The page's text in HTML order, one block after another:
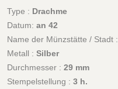
Type : Drachme
Datum: an 42
Name der Münzstätte / Stadt :
Metall : Silber
Durchmesser : 29 mm
Stempelstellung : 3 h.